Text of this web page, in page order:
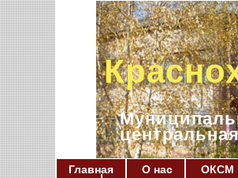
Главная О нас ОКСМ